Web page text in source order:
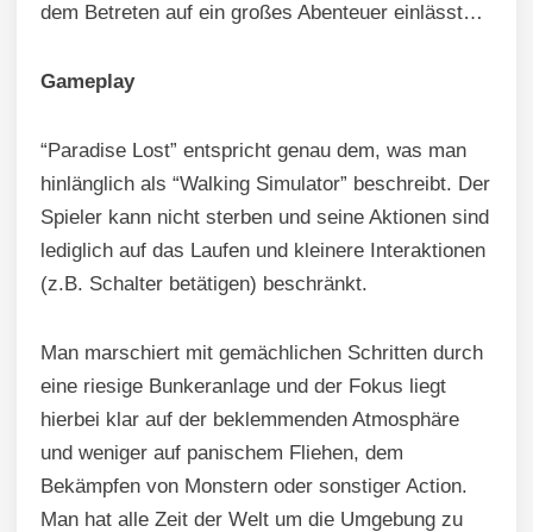
dem Betreten auf ein großes Abenteuer einlässt…
Gameplay
“Paradise Lost” entspricht genau dem, was man
hinlänglich als “Walking Simulator” beschreibt. Der
Spieler kann nicht sterben und seine Aktionen sind
lediglich auf das Laufen und kleinere Interaktionen
(z.B. Schalter betätigen) beschränkt.
Man marschiert mit gemächlichen Schritten durch
eine riesige Bunkeranlage und der Fokus liegt
hierbei klar auf der beklemmenden Atmosphäre
und weniger auf panischem Fliehen, dem
Bekämpfen von Monstern oder sonstiger Action.
Man hat alle Zeit der Welt um die Umgebung zu